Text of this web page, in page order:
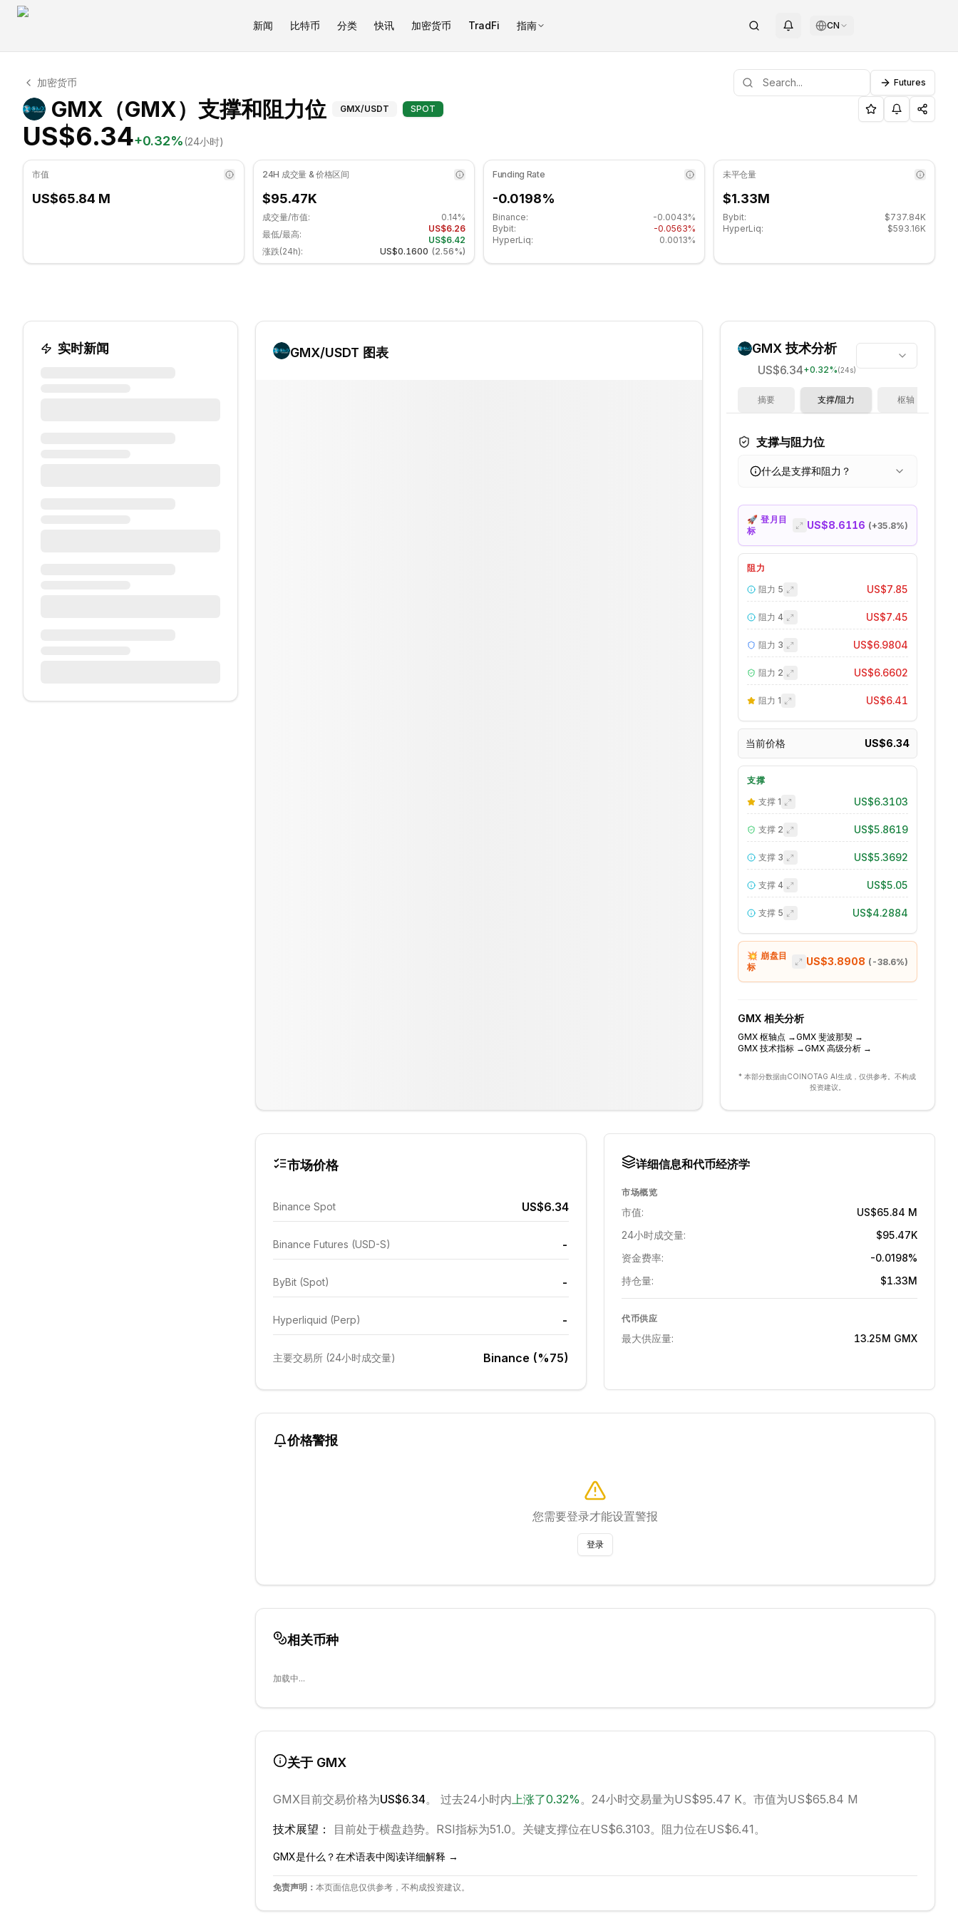
新闻 比特币 分类 快讯 加密货币 TradFi 指南 CN
GMX 技术分析
GMX 目前交易价格为 US$6.34. RSI 指标为 51.04 处于中性区域. 日线趋势横盘. 重要支撑位: $6.21, 阻力位: $6.37.
加密货币 Futures
GMX（GMX）支撑和阻力位 GMX（GMX）支撑和阻力位 - COINOTAG
GMX/USDT SPOT
US$6.34+0.32%(24小时)
市值
US$65.84 M
24H 成交量 & 价格区间
$95.47K
成交量/市值:
0.14%
最低/最高:
US$6.26
US$6.42
涨跌(24h):
US$0.1600 (2.56%)
Funding Rate
-0.0198%
Binance:
-0.0043%
Bybit:
-0.0563%
HyperLiq:
0.0013%
未平仓量
$1.33M
Bybit:
$737.84K
HyperLiq:
$593.16K
实时新闻 GMX/USDT 图表 GMX技术分析
US$6.34+0.32%(24s)
摘要 支撑/阻力 枢轴
支撑与阻力位
什么是支撑和阻力？
🚀 登月目
标
US$8.6116 (+35.8%)
阻力
阻力 5 US$7.85
阻力 4 US$7.45
阻力 3 US$6.9804
阻力 2 US$6.6602
阻力 1 US$6.41
当前价格 US$6.34
支撑
支撑 1 US$6.3103
支撑 2 US$5.8619
支撑 3 US$5.3692
支撑 4 US$5.05
支撑 5 US$4.2884
💥 崩盘目
标
US$3.8908 ( -38.6%)
GMX相关分析
GMX 枢轴点 →GMX 斐波那契→
GMX 技术指标→GMX 高级分析→
* 本部分数据由COINOTAG AI生成，仅供参考。不构成
投资建议。
市场价格
Binance Spot US$6.34
Binance Futures (USD-S) -
ByBit (Spot) -
Hyperliquid (Perp) -
主要交易所 (24小时成交量) Binance (%75)
详细信息和代币经济学
市场概览
市值:
US$65.84 M
24小时成交量:
$95.47K
资金费率:
-0.0198%
持仓量:
$1.33M
代币供应
最大供应量: 13.25M GMX
价格警报
您需要登录才能设置警报
登录
相关币种
加载中...
关于 GMX
GMX目前交易价格为US$6.34。 过去24小时内上涨了0.32%。 24小时交易量为US$95.47 K。 市值为US$65.84 M
技术展望： 目前处于横盘趋势。 RSI指标为51.0。 关键支撑位在US$6.3103。 阻力位在US$6.41。
GMX是什么？在术语表中阅读详细解释 →
免责声明： 本页面信息仅供参考，不构成投资建议。